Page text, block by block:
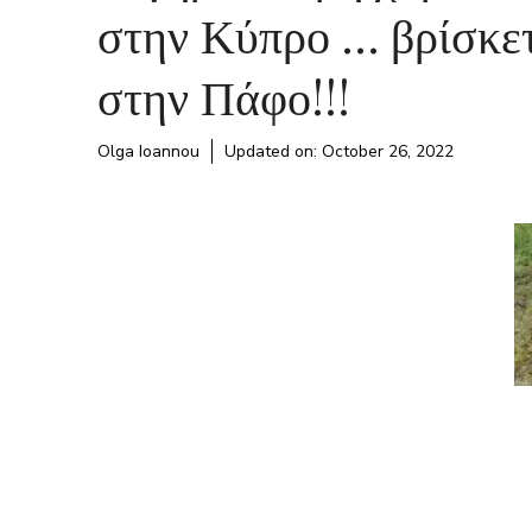
στην Κύπρο …
στην Πάφο!!!
Olga Ioannou Updated on: October 26, 2022